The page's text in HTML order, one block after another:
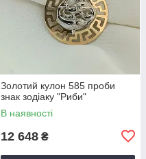
Золотий кулон 585 проби
знак зодіаку "Риби"
В наявності
12 648 ₴